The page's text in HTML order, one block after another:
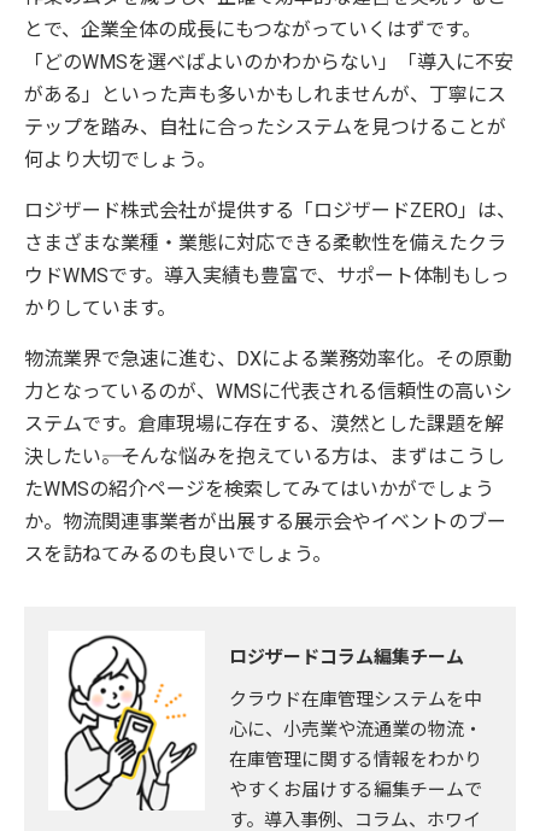
とで、企業全体の成長にもつながっていくはずです。
「どのWMSを選べばよいのかわからない」「導入に不安
がある」といった声も多いかもしれませんが、丁寧にス
テップを踏み、自社に合ったシステムを見つけることが
何より大切でしょう。
ロジザード株式会社が提供する「ロジザードZERO」は、
さまざまな業種・業態に対応できる柔軟性を備えたクラ
ウドWMSです。導入実績も豊富で、サポート体制もしっ
かりしています。
物流業界で急速に進む、DXによる業務効率化。その原動
力となっているのが、WMSに代表される信頼性の高いシ
ステムです。倉庫現場に存在する、漠然とした課題を解
決したい――。そんな悩みを抱えている方は、まずはこうし
たWMSの紹介ページを検索してみてはいかがでしょう
か。物流関連事業者が出展する展示会やイベントのブー
スを訪ねてみるのも良いでしょう。
ロジザードコラム編集チーム
クラウド在庫管理システムを中
心に、小売業や流通業の物流・
在庫管理に関する情報をわかり
やすくお届けする編集チームで
す。導入事例、コラム、ホワイ